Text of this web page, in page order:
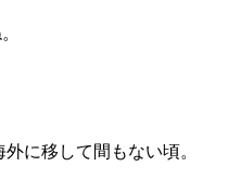
に移して間もない頃。